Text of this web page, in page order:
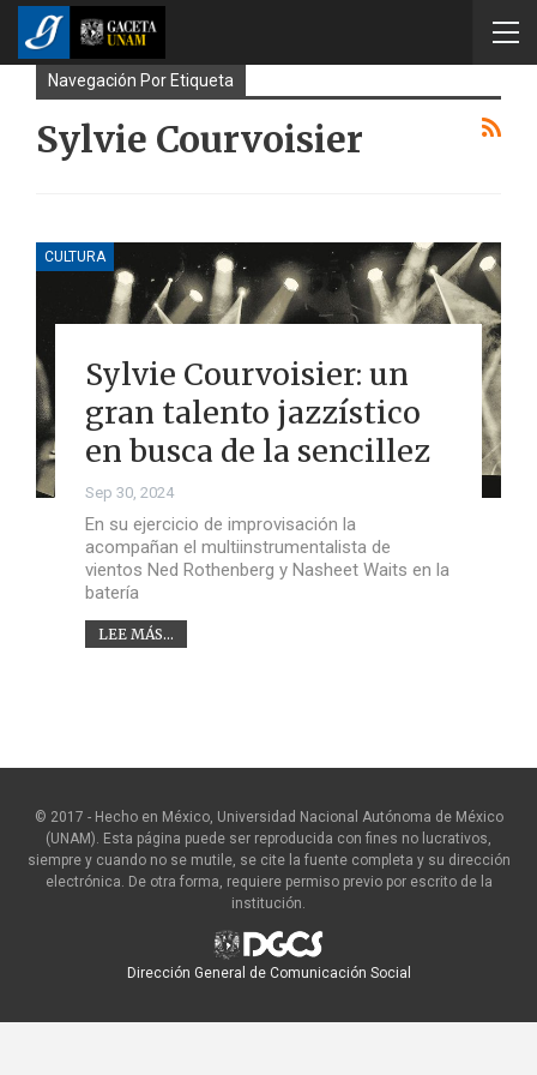
Navegación Por Etiqueta
Sylvie Courvoisier
CULTURA
Sylvie Courvoisier: un
gran talento jazzístico
en busca de la sencillez
Sep 30, 2024
En su ejercicio de improvisación la
acompañan el multiinstrumentalista de
vientos Ned Rothenberg y Nasheet Waits en la
batería
LEE MÁS...
© 2017 - Hecho en México, Universidad Nacional Autónoma de México
(UNAM). Esta página puede ser reproducida con fines no lucrativos,
siempre y cuando no se mutile, se cite la fuente completa y su dirección
electrónica. De otra forma, requiere permiso previo por escrito de la
institución.
Dirección General de Comunicación Social